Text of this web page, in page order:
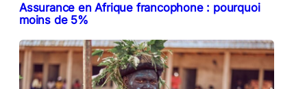
Assurance en Afrique francophone : pourquoi
moins de 5%